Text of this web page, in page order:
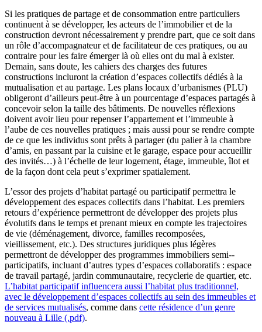
Si les pratiques de partage et de consommation entre particuliers
continuent à se développer, les acteurs de l’immobilier et de la
construction devront nécessairement y prendre part, que ce soit dans
un rôle d’accompagnateur et de facilitateur de ces pratiques, ou au
contraire pour les faire émerger là où elles ont du mal à exister.
Demain, sans doute, les cahiers des charges des futures
constructions incluront la création d’espaces collectifs dédiés à la
mutualisation et au partage. Les plans locaux d’urbanismes (PLU)
obligeront d’ailleurs peut-être à un pourcentage d’espaces partagés à
concevoir selon la taille des bâtiments. De nouvelles réflexions
doivent avoir lieu pour repenser l’appartement et l’immeuble à
l’aube de ces nouvelles pratiques ; mais aussi pour se rendre compte
de ce que les individus sont prêts à partager (du palier à la chambre
d’amis, en passant par la cuisine et le garage, espace pour accueillir
des invités…) à l’échelle de leur logement, étage, immeuble, îlot et
de la façon dont cela peut s’exprimer spatialement.
L’essor des projets d’habitat partagé ou participatif permettra le
développement des espaces collectifs dans l’habitat. Les premiers
retours d’expérience permettront de développer des projets plus
évolutifs dans le temps et prenant mieux en compte les trajectoires
de vie (déménagement, divorce, familles recomposées,
vieillissement, etc.). Des structures juridiques plus légères
permettront de développer des programmes immobiliers semi-­
participatifs, incluant d’autres types d’espaces collaboratifs : espace
de travail partagé, jardin communautaire, recyclerie de quartier, etc.
L’habitat participatif influencera aussi l’habitat plus traditionnel,
avec le développement d’espaces collectifs au sein des immeubles et
de services mutualisés, comme dans cette résidence d’un genre
nouveau à Lille (.pdf).